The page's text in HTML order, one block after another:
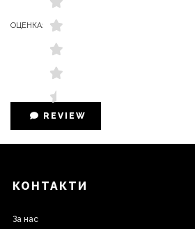
ОЦЕНКА:
REVIEW
КОНТАКТИ
За нас